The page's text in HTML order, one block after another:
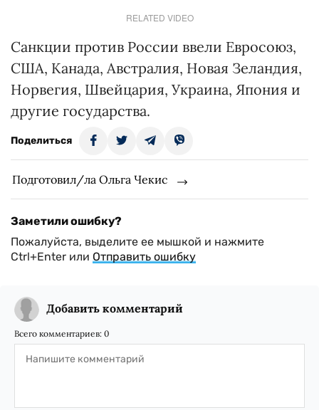
RELATED VIDEO
Санкции против России ввели Евросоюз,
США, Канада, Австралия, Новая Зеландия,
Норвегия, Швейцария, Украина, Япония и
другие государства.
Поделиться
Подготовил/ла Ольга Чекис
Заметили ошибку?
Пожалуйста, выделите ее мышкой и нажмите
Ctrl+Enter или Отправить ошибку
Добавить комментарий
Всего комментариев: 0